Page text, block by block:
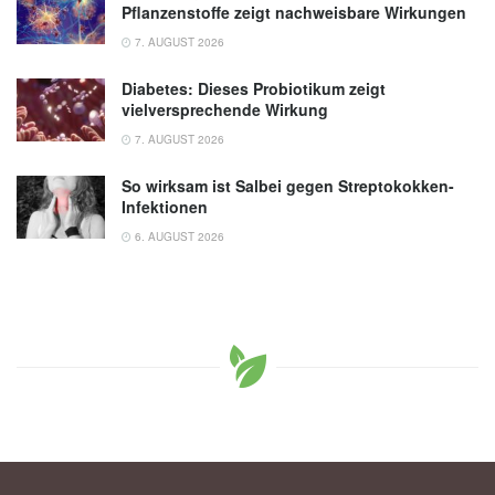
Pflanzenstoffe zeigt nachweisbare Wirkungen
7. AUGUST 2026
Diabetes: Dieses Probiotikum zeigt
vielversprechende Wirkung
7. AUGUST 2026
So wirksam ist Salbei gegen Streptokokken-
Infektionen
6. AUGUST 2026